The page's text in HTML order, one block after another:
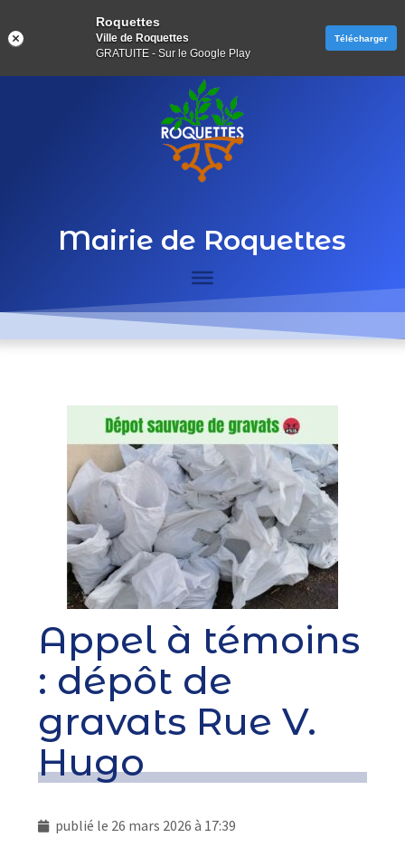
Mairie de Roquettes
Appel à témoins
: dépôt de
gravats Rue V.
Hugo
publié le 26 mars 2026 à 17:39
Roquettes
Ville de Roquettes
GRATUITE - Sur le Google Play
Télécharger